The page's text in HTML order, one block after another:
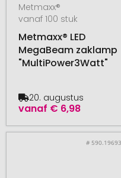
Metmaxx®
vanaf 100 stuk
Metmaxx® LED
MegaBeam zaklamp
"MultiPower3Watt"
vanaf € 6,98
20. augustus
#